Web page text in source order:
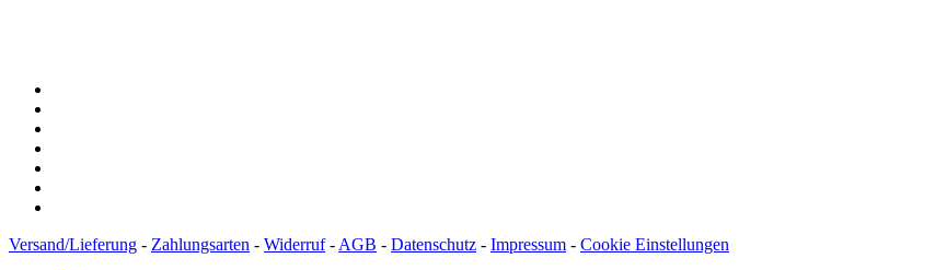
Versand/Lieferung - Zahlungsarten - Widerruf- AGB - Datenschutz - Impressum - Cookie Einstellungen